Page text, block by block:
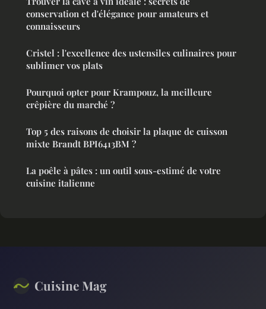
conservation et d'élégance pour amateurs et
connaisseurs
Cristel : l'excellence des ustensiles culinaires pour
sublimer vos plats
Pourquoi opter pour Krampouz, la meilleure
crêpière du marché ?
Top 5 des raisons de choisir la plaque de cuisson
mixte Brandt BPI6413BM ?
La poêle à pâtes : un outil sous-estimé de votre
cuisine italienne
Cuisine Mag